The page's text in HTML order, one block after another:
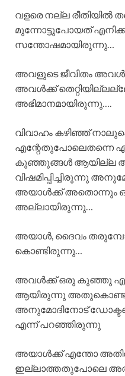
വളരെ നല്ല രീതിയിൽ
മുന്നോട്ടുപോയത്
സന്തോഷമായിരുന്നു…
അവളുടെ ജീവിതം
അവൾക്ക്
അഭിമാനമായിരുന്നു….
വിവാഹം കഴിഞ്ഞ്
എന്റേതുപോലെതന്നെ
കുഞ്ഞുങ്ങൾ ആയില്ല
വിഷമിപ്പിച്ചിരുന്നു
അയാൾക്ക് അതൊന്നും
അല്ലായിരുന്നു…
അയാൾ, ദൈവം
കൊണ്ടിരുന്നു…
അവൾക്ക് ഒരു കുഞ്ഞു
ആയിരുന്നു
അനുമോദിനോട്
എന്ന് പറഞ്ഞിരുന്നു
അയാൾക്ക് എന്തോ
ഇല്ലാത്തതുപോലെ